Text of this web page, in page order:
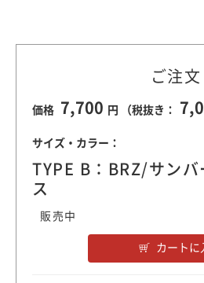
ご注文
価格 7,700 円 （税抜き：
サイズ・カラー：
TYPE B：BRZ/サンバ
ス
販売中
カートに